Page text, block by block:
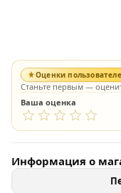
Оценки
Станьте первым —
Ваша оценка
Информация о